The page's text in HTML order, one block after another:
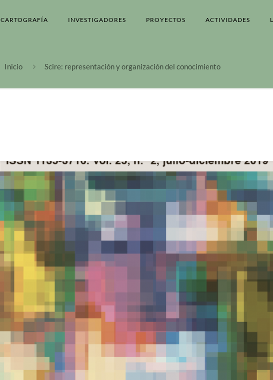
CARTOGRAFÍA INVESTIGADORES PROYECTOS ACTIVIDADES
Inicio Scire: representación y organización del conocimiento